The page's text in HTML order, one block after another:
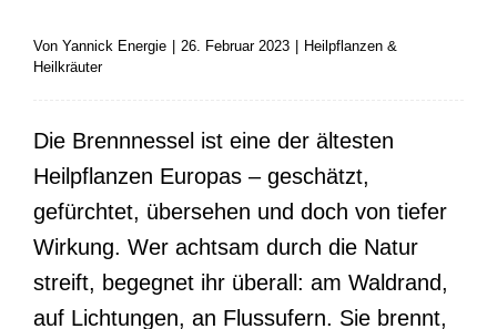
Von Yannick Energie 26. Februar 2023
Heilpflanzen &
Heilkräuter
Die Brennnessel ist eine der ältesten
Heilpflanzen Europas – geschätzt,
gefürchtet, übersehen und doch von tiefer
Wirkung. Wer achtsam durch die Natur
streift, begegnet ihr überall: am Waldrand,
auf Lichtungen, an Flussufern. Sie brennt,